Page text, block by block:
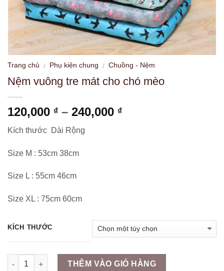
Trang chủ / Phụ kiện chung / Chuồng - Nệm
Nệm vuông tre mát cho chó mèo
120,000 ₫ – 240,000 ₫Khoảng
Kích thước Dài Rộng
Size M : 53cm 38cm
Size L : 55cm 46cm
Size XL : 75cm 60cm
KÍCH THƯỚC
Số lượng
THÊM VÀO GIỎ HÀNG